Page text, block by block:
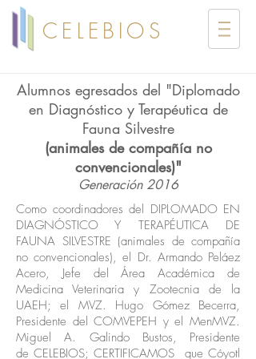
CELEBIOS
Alumnos egresados del "Diplomado
en Diagnóstico y Terapéutica de
Fauna Silvestre
(animales de compañía no
convencionales)"
Generación 2016
Como coordinadores del DIPLOMADO EN
DIAGNÓSTICO Y TERAPÉUTICA DE
FAUNA SILVESTRE (animales de compañía
no convencionales), el Dr. Armando Peláez
Acero, Jefe del Área Académica de
Medicina Veterinaria y Zootecnia de la
UAEH; el MVZ. Hugo Gómez Becerra,
Presidente del COMVEPEH y el MenMVZ.
Miguel A. Galindo Bustos, Presidente
de CELEBIOS; CERTIFICAMOS que Cóyotl